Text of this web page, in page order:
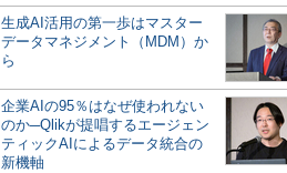
生成AI活用の第一歩はマスター
データマネジメント（MDM）か
ら
企業AIの95％はなぜ使われない
のか─Qlikが提唱するエージェン
ティックAIによるデータ統合の
新機軸